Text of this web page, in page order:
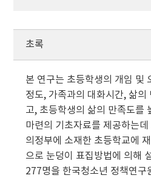
초록
본 연구는 초등학생의 개임 및
정도, 가족과의 대화시간, 삶의
고, 초등학생의 삶의 만족도를
마련의 기초자료를 제공하는
의정부에 소재한 초등학교에
으로 눈덩이 표집방법에 의해
277명을 한국청소년 정책연구